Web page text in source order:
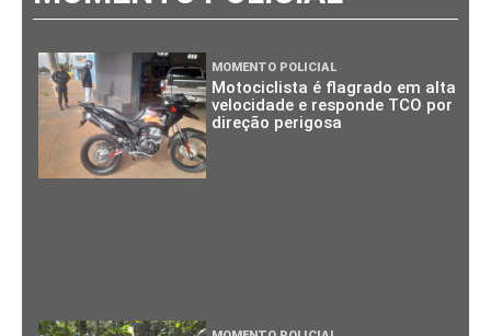
MOMENTO POLICIAL
Motociclista é flagrado em alta
velocidade e responde TCO por
direção perigosa